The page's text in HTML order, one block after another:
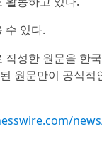
수 있다.
성한 원문을 한
원문만이 공식